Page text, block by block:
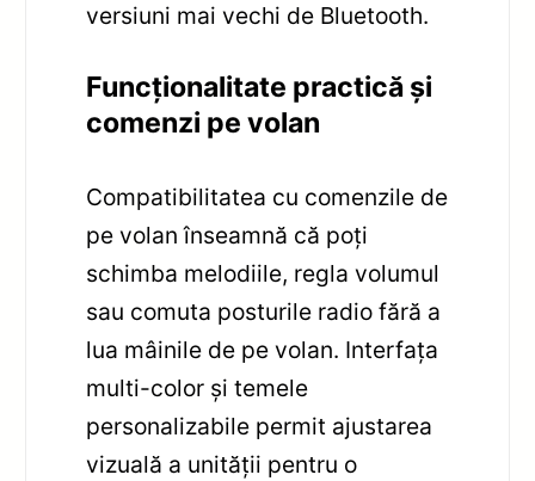
versiuni mai vechi de Bluetooth.
Funcționalitate practică și
comenzi pe volan
Compatibilitatea cu comenzile de
pe volan înseamnă că poți
schimba melodiile, regla volumul
sau comuta posturile radio fără a
lua mâinile de pe volan. Interfața
multi-color și temele
personalizabile permit ajustarea
vizuală a unității pentru o